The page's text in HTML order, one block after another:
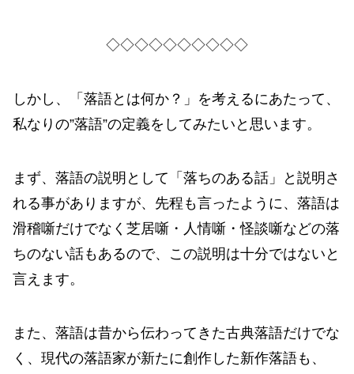
◇◇◇◇◇◇◇◇◇◇
しかし、「落語とは何か？」を考えるにあたって、
私なりの”落語”の定義をしてみたいと思います。
まず、落語の説明として「落ちのある話」と説明さ
れる事がありますが、先程も言ったように、落語は
滑稽噺だけでなく芝居噺・人情噺・怪談噺などの落
ちのない話もあるので、この説明は十分ではないと
言えます。
また、落語は昔から伝わってきた古典落語だけでな
く、現代の落語家が新たに創作した新作落語も、